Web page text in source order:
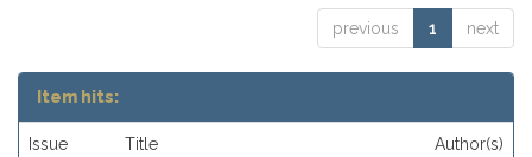
previous 1 next
Item hits:
Issue
Title Author(s)